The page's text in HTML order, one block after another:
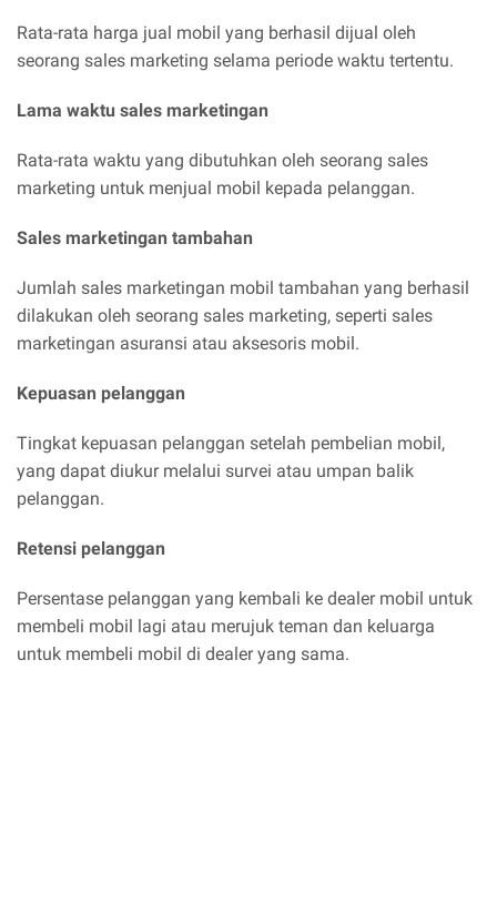
Rata-rata harga jual mobil yang berhasil dijual oleh
seorang sales marketing selama periode waktu tertentu.
Lama waktu sales marketingan
Rata-rata waktu yang dibutuhkan oleh seorang sales
marketing untuk menjual mobil kepada pelanggan.
Sales marketingan tambahan
Jumlah sales marketingan mobil tambahan yang berhasil
dilakukan oleh seorang sales marketing, seperti sales
marketingan asuransi atau aksesoris mobil.
Kepuasan pelanggan
Tingkat kepuasan pelanggan setelah pembelian mobil,
yang dapat diukur melalui survei atau umpan balik
pelanggan.
Retensi pelanggan
Persentase pelanggan yang kembali ke dealer mobil untuk
membeli mobil lagi atau merujuk teman dan keluarga
untuk membeli mobil di dealer yang sama.